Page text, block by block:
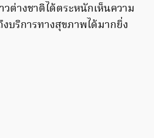
ต่างชาติได้ตระหนักเห็นความ
บริการทางสุขภาพได้มากยิ่ง